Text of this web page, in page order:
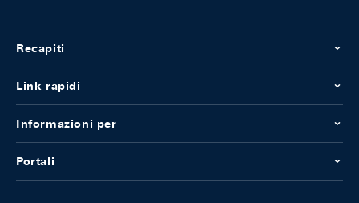
Recapiti
Link rapidi
Informazioni per
Portali